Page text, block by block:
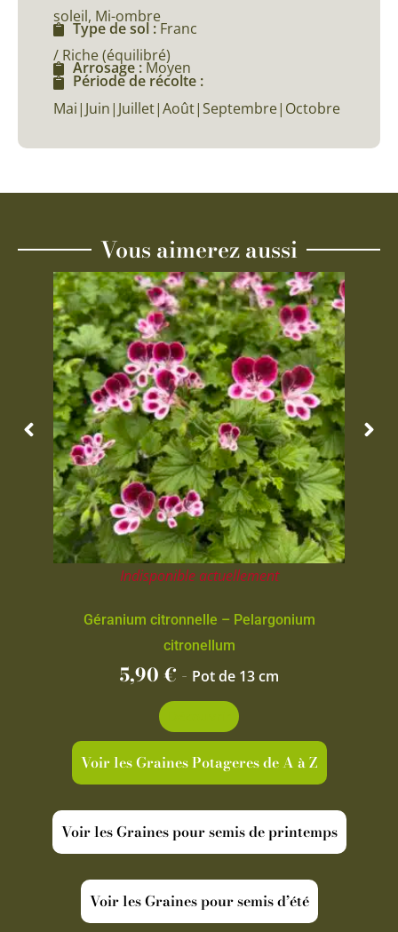
soleil, Mi-ombre
Type de sol : Franc
/ Riche (équilibré)
Arrosage : Moyen
Période de récolte :
Mai|Juin|Juillet|Août|Septembre|Octobre
Vous aimerez aussi
Indisponible actuellement
Géranium citronnelle – Pelargonium
citronellum
5,90€ - Pot de 13 cm
Voir les Graines Potageres de A à Z
Voir les Graines pour semis de printemps
Voir les Graines pour semis d’été